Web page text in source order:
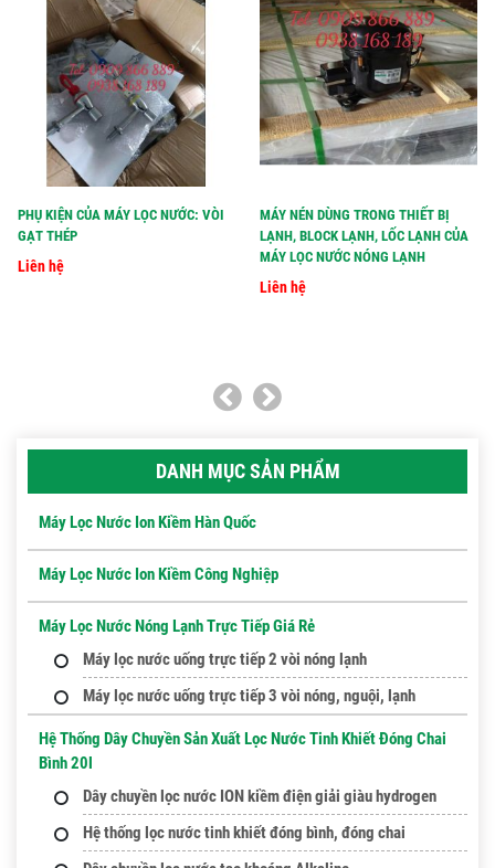
PHỤ KIỆN CỦA MÁY LỌC NƯỚC: VÒI
GẠT THÉP
Liên hệ
MÁY NÉN DÙNG TRONG THIẾT BỊ
LẠNH, BLOCK LẠNH, LỐC LẠNH CỦA
MÁY LỌC NƯỚC NÓNG LẠNH
Liên hệ
DANH MỤC SẢN PHẨM
Máy Lọc Nước Ion Kiềm Hàn Quốc
Máy Lọc Nước Ion Kiềm Công Nghiệp
Máy Lọc Nước Nóng Lạnh Trực Tiếp Giá Rẻ
Máy lọc nước uống trực tiếp 2 vòi nóng lạnh
Máy lọc nước uống trực tiếp 3 vòi nóng, nguội, lạnh
Hệ Thống Dây Chuyền Sản Xuất Lọc Nước Tinh Khiết Đóng Chai
Bình 20l
Dây chuyền lọc nước ION kiềm điện giải giàu hydrogen
Hệ thống lọc nước tinh khiết đóng bình, đóng chai